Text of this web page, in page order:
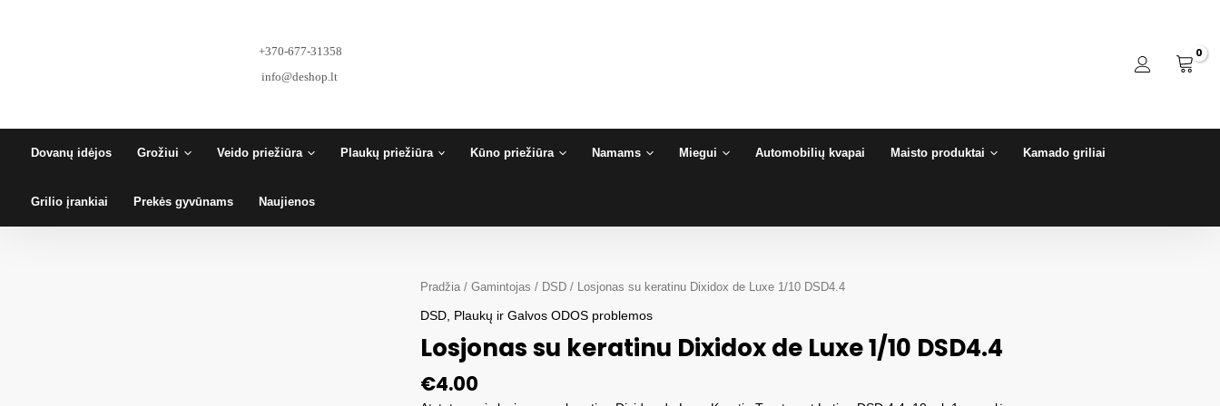
+370-677-31358
info@deshop.lt
Dovanų idėjos Grožiui Veido priežiūra Plaukų priežiūra Kūno priežiūra Namams Miegui Automobilių kvapai Maisto produktai Kamado griliai
Grilio įrankiai Prekės gyvūnams Naujienos
Pradžia /Gamintojas / DSD / Losjonas su keratinu Dixidox de Luxe 1/10 DSD4.4
DSD Plaukų ir Galvos ODOS problemos
Losjonas su keratinu Dixidox de Luxe 1/10 DSD4.4
€4.00